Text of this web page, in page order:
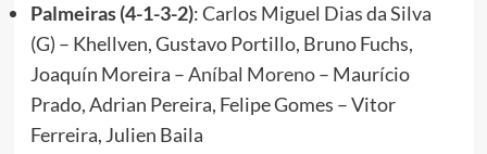
Palmeiras (4-1-3-2): Carlos Miguel Dias da Silva
(G) – Khellven, Gustavo Portillo, Bruno Fuchs,
Joaquín Moreira –Aníbal Moreno– Maurício
Prado, Adrian Pereira, Felipe Gomes – Vitor
Ferreira, Julien Baila